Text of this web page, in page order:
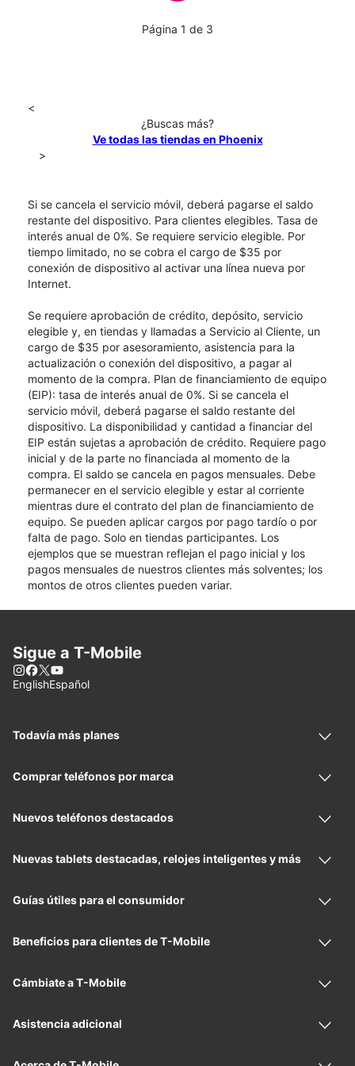
Página 1 de 3
<
¿Buscas más?
Ve todas las tiendas en Phoenix
>
Si se cancela el servicio móvil, deberá pagarse el saldo
restante del dispositivo. Para clientes elegibles. Tasa de
interés anual de 0%. Se requiere servicio elegible. Por
tiempo limitado, no se cobra el cargo de $35 por
conexión de dispositivo al activar una línea nueva por
Internet.
Se requiere aprobación de crédito, depósito, servicio
elegible y, en tiendas y llamadas a Servicio al Cliente, un
cargo de $35 por asesoramiento, asistencia para la
actualización o conexión del dispositivo, a pagar al
momento de la compra. Plan de financiamiento de equipo
(EIP): tasa de interés anual de 0%. Si se cancela el
servicio móvil, deberá pagarse el saldo restante del
dispositivo. La disponibilidad y cantidad a financiar del
EIP están sujetas a aprobación de crédito. Requiere pago
inicial y de la parte no financiada al momento de la
compra. El saldo se cancela en pagos mensuales. Debe
permanecer en el servicio elegible y estar al corriente
mientras dure el contrato del plan de financiamiento de
equipo. Se pueden aplicar cargos por pago tardío o por
falta de pago. Solo en tiendas participantes. Los
ejemplos que se muestran reflejan el pago inicial y los
pagos mensuales de nuestros clientes más solventes; los
montos de otros clientes pueden variar.